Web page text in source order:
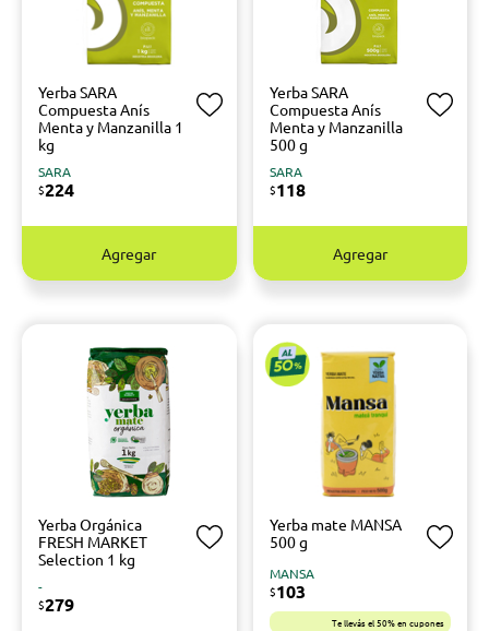
Yerba SARA
Compuesta Anís
Menta y Manzanilla 1
kg
SARA
$224
Agregar
Yerba SARA
Compuesta Anís
Menta y Manzanilla
500 g
SARA
$118
Agregar
Yerba Orgánica
FRESH MARKET
Selection 1 kg
-
$279
Yerba mate MANSA
500 g
MANSA
$103
Te llevás el 50% en cupones